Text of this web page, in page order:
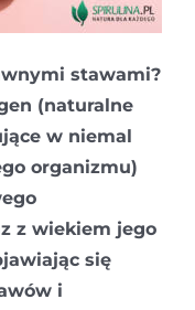
stawami?
(naturalne
w niemal
organizmu)
z wiekiem jego
się
i